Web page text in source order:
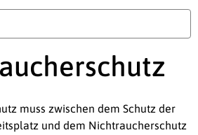
muss zwischen dem Schutz der
und dem Nichtraucherschutz